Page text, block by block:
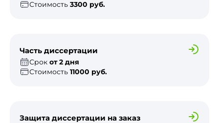
Стоимость 3300 руб.
Часть диссертации
Срок от 2 дня
Стоимость 11000 руб.
Защита диссертации на заказ